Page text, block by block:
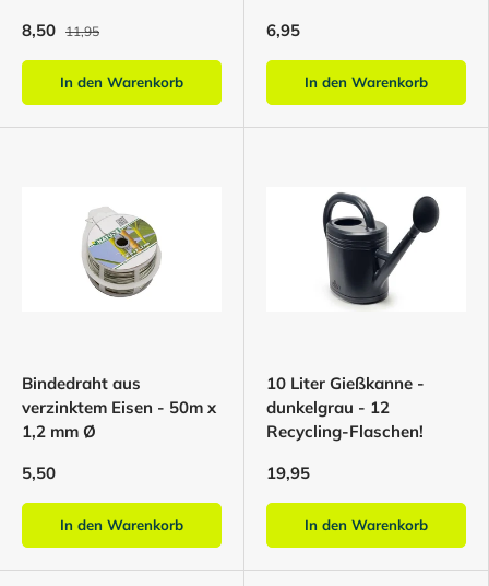
8,50 11,95
In den Warenkorb
6,95
In den Warenkorb
Bindedraht aus
verzinktem Eisen - 50m x
1,2 mm Ø
5,50
In den Warenkorb
10 Liter Gießkanne -
dunkelgrau - 12
Recycling-Flaschen!
19,95
In den Warenkorb